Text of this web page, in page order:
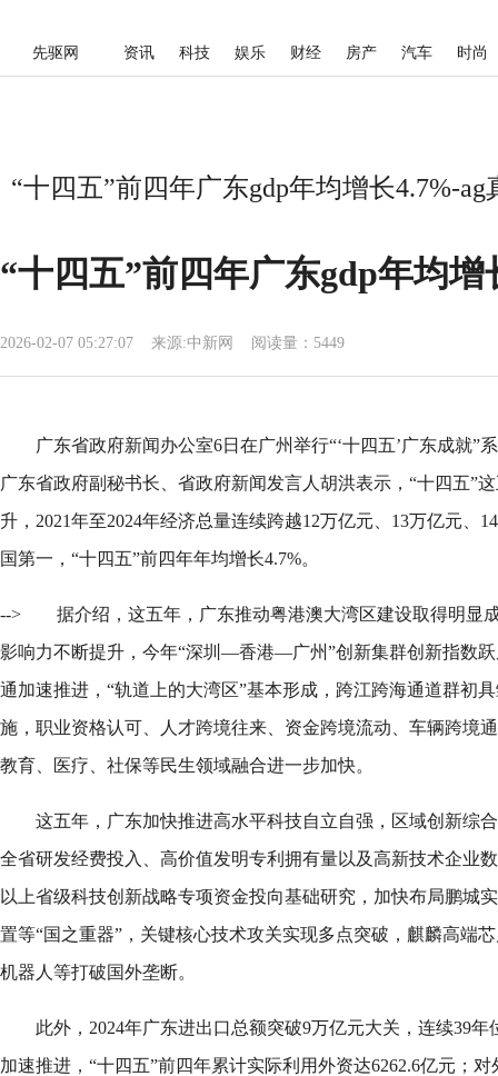
先驱网 资讯 科技 娱乐 财经 房产 汽车 时尚
“十四五”前四年广东gdp年均增长4.7%-ag
“十四五”前四年广东gdp年均增
2026-02-07 05:27:07 来源:中新网 阅读量：5449
广东省政府新闻办公室6日在广州举行“‘十四五’广东成就”
广东省政府副秘书长、省政府新闻发言人胡洪表示，“十四五”
升，2021年至2024年经济总量连续跨越12万亿元、13万亿元、
国第一，“十四五”前四年年均增长4.7%。
-->
据介绍，这五年，广东推动粤港澳大湾区建设取得明显
影响力不断提升，今年“深圳—香港—广州”创新集群创新指数
通加速推进，“轨道上的大湾区”基本形成，跨江跨海通道群初
施，职业资格认可、人才跨境往来、资金跨境流动、车辆跨境
教育、医疗、社保等民生领域融合进一步加快。
这五年，广东加快推进高水平科技自立自强，区域创新综
全省研发经费投入、高价值发明专利拥有量以及高新技术企业
以上省级科技创新战略专项资金投向基础研究，加快布局鹏城
置等“国之重器”，关键核心技术攻关实现多点突破，麒麟高端
机器人等打破国外垄断。
此外，2024年广东进出口总额突破9万亿元大关，连续39
加速推进，“十四五”前四年累计实际利用外资达6262.6亿元；